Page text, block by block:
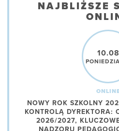
NAJBLIŻSZE
10.08
NOWY ROK SZKOLNY
KONTROLĄ DYREKTORA:
2026/2027,
NADZORU